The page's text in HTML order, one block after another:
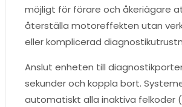
möjligt för förare och åkeriägare
återställa motoreffekten utan
eller komplicerad
Anslut enheten till
sekunder och koppla bort.
automatiskt alla inaktiva felkoder